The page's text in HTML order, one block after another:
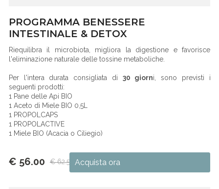
PROGRAMMA BENESSERE
INTESTINALE & DETOX
Riequilibra il microbiota, migliora la digestione e favorisce
l'eliminazione naturale delle tossine metaboliche.
Per l'intera durata consigliata di 30 giorni, sono previsti i
seguenti prodotti:
1 Pane delle Api BIO
1 Aceto di Miele BIO 0,5L
1 PROPOLCAPS
1 PROPOLACTIVE
1 Miele BIO (Acacia o Ciliegio)
€ 56.00 € 62.50 Acquista ora